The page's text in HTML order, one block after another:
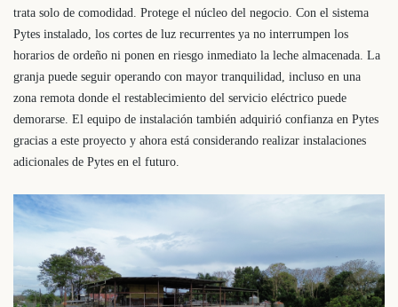
trata solo de comodidad. Protege el núcleo del negocio. Con el sistema
Pytes instalado, los cortes de luz recurrentes ya no interrumpen los
horarios de ordeño ni ponen en riesgo inmediato la leche almacenada. La
granja puede seguir operando con mayor tranquilidad, incluso en una
zona remota donde el restablecimiento del servicio eléctrico puede
demorarse. El equipo de instalación también adquirió confianza en Pytes
gracias a este proyecto y ahora está considerando realizar instalaciones
adicionales de Pytes en el futuro.